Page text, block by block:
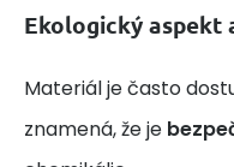
Ekologický aspekt
Materiál je často
znamená, že je